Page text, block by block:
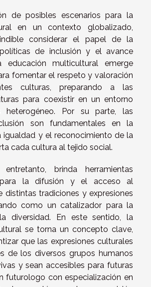
de posibles escenarios para la
en un contexto globalizado,
considerar el papel de la
de inclusión y el avance
educación multicultural emerge
fomentar el respeto y valoración
culturas, preparando a las
para coexistir en un entorno
Por su parte, las
son fundamentales en la
igualdad y el reconocimiento de la
cada cultura al tejido social.
brinda herramientas
para la difusión y el acceso al
distintas tradiciones y expresiones
como un catalizador para la
diversidad. En este sentido, la
se torna un concepto clave,
que las expresiones culturales
de los diversos grupos humanos
y sean accesibles para futuras
futurologo con especialización en